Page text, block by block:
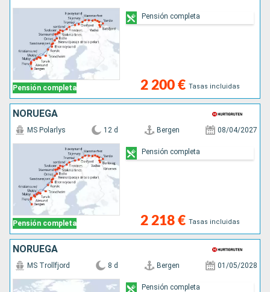
Pensión completa 2 200 € Tasas incluidas
Pensión completa
NORUEGA
Pensión completa
MS Polarlys 12 d Bergen 08/04/2027
2 218 € Tasas incluidas
Pensión completa
NORUEGA
MS Trollfjord 8 d Bergen 01/05/2028
Pensión completa